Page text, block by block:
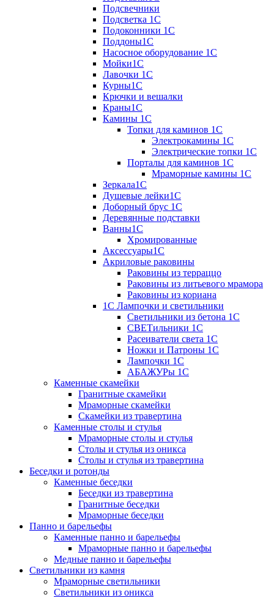
Подсвечники
Подсветка 1С
Подоконники 1С
Поддоны1С
Насосное оборудование 1С
Мойки1С
Лавочки 1С
Курны1С
Крючки и вешалки
Краны1С
Камины 1C
Топки для каминов 1C
Электрокамины 1С
Электрические топки 1C
Порталы для каминов 1С
Мраморные камины 1C
Зеркала1С
Душевые лейки1С
Доборный брус 1С
Деревянные подставки
Ванны1С
Хромированные
Аксессуары1С
Акриловые раковины
Раковины из терраццо
Раковины из литьевого мрамора
Раковины из кориана
1С Лампочки и светильники
Светильники из бетона 1С
СВЕТильники 1С
Расеиватели света 1С
Ножки и Патроны 1С
Лампочки 1С
АБАЖУРы 1С
Каменные скамейки
Гранитные скамейки
Мраморные скамейки
Скамейки из травертина
Каменные столы и стулья
Мраморные столы и стулья
Столы и стулья из оникса
Столы и стулья из травертина
Беседки и ротонды
Каменные беседки
Беседки из травертина
Гранитные беседки
Мраморные беседки
Панно и барельефы
Каменные панно и барельефы
Мраморные панно и барельефы
Медные панно и барельефы
Светильники из камня
Мраморные светильники
Светильники из оникса